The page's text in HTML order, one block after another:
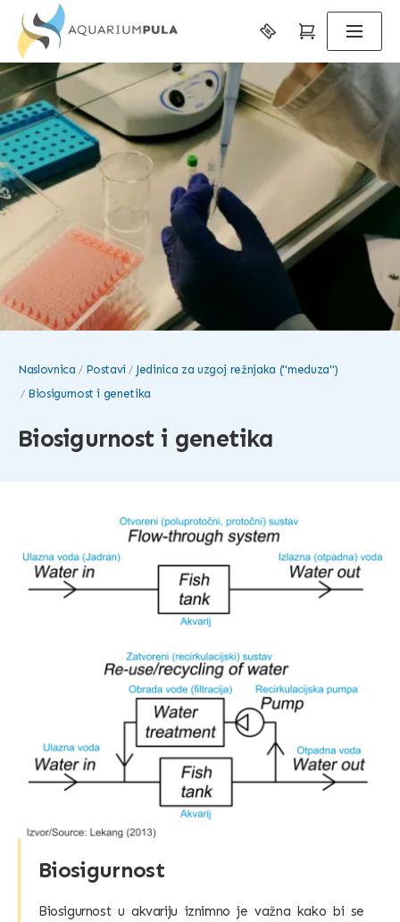
Biosigurnost i genetika
Naslovnica Postavi
Jedinica za uzgoj režnjaka ("meduza")
Biosigurnost i genetika
Biosigurnost
Biosigurnost u akvariju iznimno je važna kako bi se